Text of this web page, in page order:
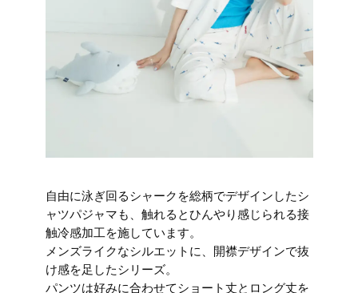
自由に泳ぎ回るシャークを総柄でデザインしたシ
ャツパジャマも、触れるとひんやり感じられる接
触冷感加工を施しています。
メンズライクなシルエットに、開襟デザインで抜
け感を足したシリーズ。
パンツは好みに合わせてショート丈とロング丈を